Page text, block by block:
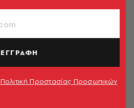
ΕΓΓΡΑΦΗ
Πολιτική Προστασίας Προσωπικών